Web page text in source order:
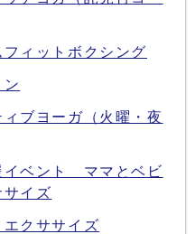
フィットボクシング
ン
ィブヨーガ（火曜・夜
イベント ママとベビ
サイズ
エクササイズ